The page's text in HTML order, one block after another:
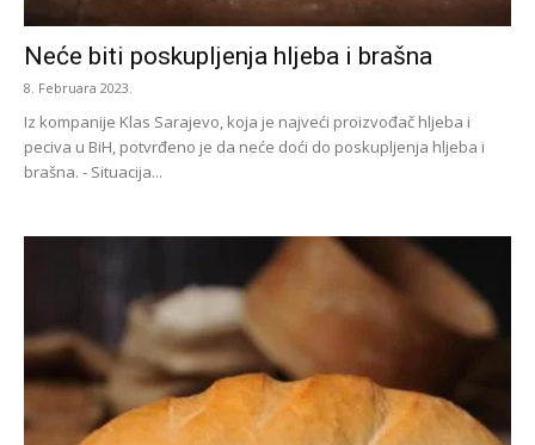
Neće biti poskupljenja hljeba i brašna
8. Februara 2023.
Iz kompanije Klas Sarajevo, koja je najveći proizvođač hljeba i
peciva u BiH, potvrđeno je da neće doći do poskupljenja hljeba i
brašna. - Situacija...